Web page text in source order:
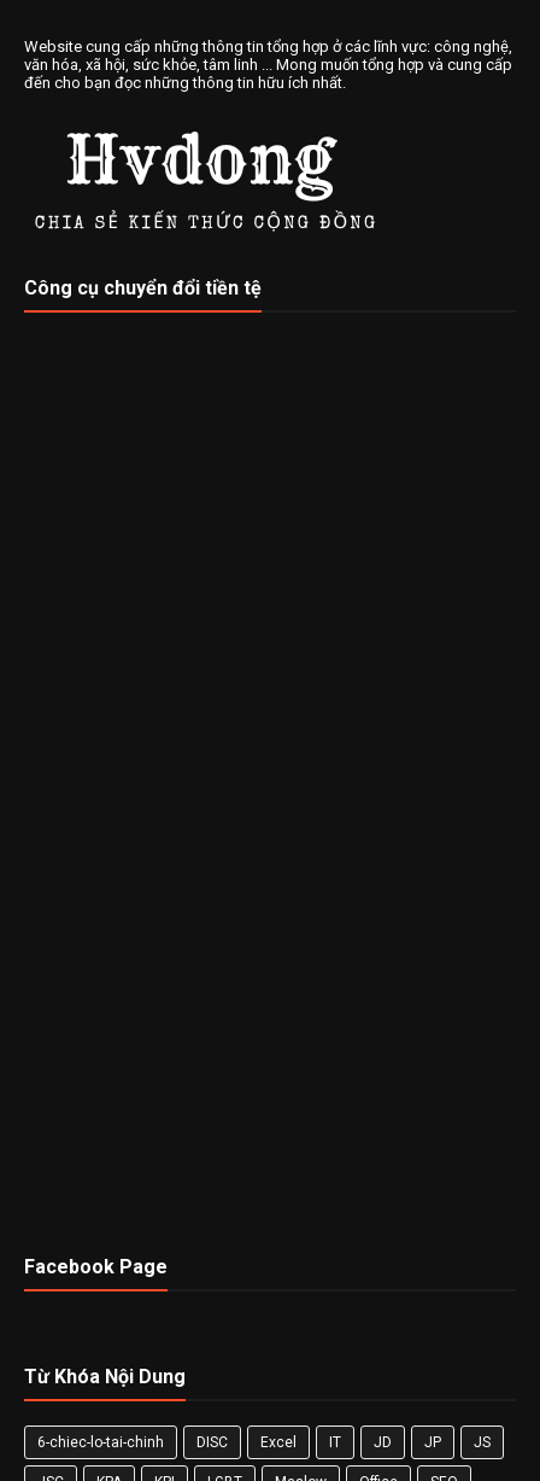
Website cung cấp những thông tin tổng hợp ở các lĩnh vực: công nghệ,
văn hóa, xã hội, sức khỏe, tâm linh ... Mong muốn tổng hợp và cung cấp
đến cho bạn đọc những thông tin hữu ích nhất.
Công cụ chuyển đổi tiền tệ
Facebook Page
Từ Khóa Nội Dung
6-chiec-lo-tai-chinh DISC Excel IT JD JP JS